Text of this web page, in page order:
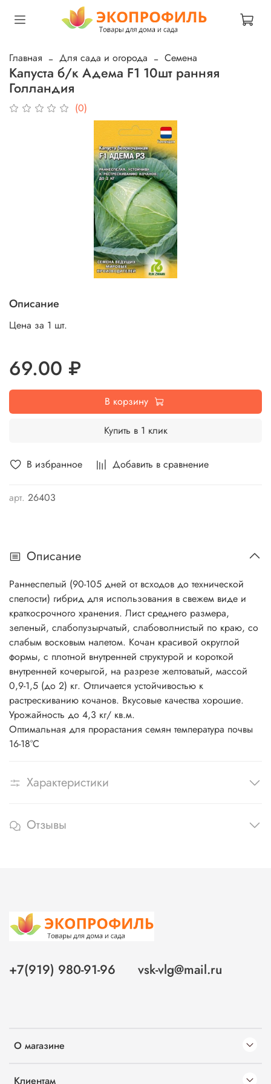
Главная Для сада и огорода Семена
Капуста б/к Адема F1 10шт ранняя
Голландия
(0)
В избранное Добавить в сравнение
арт. 26403
Описание
Цена за 1 шт.
69.00 ₽
В корзину
Купить в 1 клик
Описание
Раннеспелый (90-105 дней от всходов до технической
спелости) гибрид для использования в свежем виде и
краткосрочного хранения. Лист среднего размера,
зеленый, слабопузырчатый, слабоволнистый по краю, со
слабым восковым налетом. Кочан красивой округлой
формы, с плотной внутренней структурой и короткой
внутренней кочерыгой, на разрезе желтоватый, массой
0,9-1,5 (до 2) кг. Отличается устойчивостью к
растрескиванию кочанов. Вкусовые качества хорошие.
Урожайность до 4,3 кг/ кв.м.
Оптимальная для прорастания семян температура почвы
16-18°С
Характеристики
Отзывы
О магазине
Клиентам
+7(919) 980-91-96 vsk-vlg@mail.ru